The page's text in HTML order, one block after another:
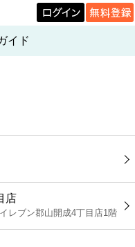
イド
店
レブン郡山開成4丁目店1階